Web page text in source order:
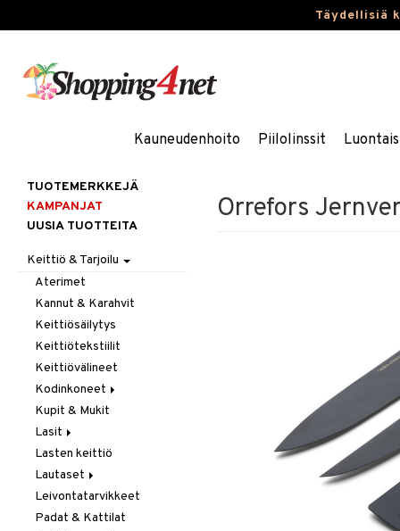
Täydellisiä
Kauneudenhoito Piilolinssit
Orrefors
TUOTEMERKKEJÄ
KAMPANJAT
UUSIA TUOTTEITA
Keittiö & Tarjoilu
Aterimet
Kannut & Karahvit
Keittiösäilytys
Keittiötekstiilit
Keittiövälineet
Kodinkoneet
Kahvi, Tee & Espresso
Leivänpaahtimet
Mixerit &
Sähkövatkaimet
Muut koneet
Vedenkeittimet
Kupit & Mukit
Lasit
Juoma- & Cocktailasit
Juomalasit
Olutlasit
Shamppanjalasit
Lasten keittiö
Lautaset
Asetit
Ruokalautaset
Leivontatarvikkeet
Padat & Kattilat